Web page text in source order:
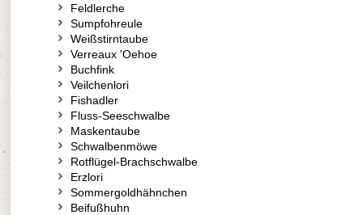
Feldlerche
Sumpfohreule
Weißstirntaube
Verreaux 'Oehoe
Buchfink
Veilchenlori
Fishadler
Fluss-Seeschwalbe
Maskentaube
Schwalbenmöwe
Rotflügel-Brachschwalbe
Erzlori
Sommergoldhähnchen
Beifußhuhn